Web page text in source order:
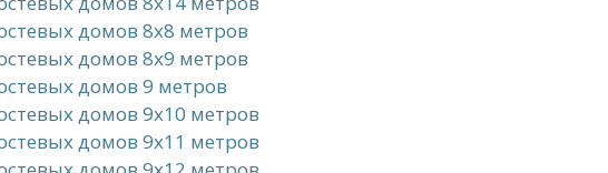
домов 8x8 метров
домов 8x9 метров
домов 9 метров
домов 9x10 метров
домов 9x11 метров